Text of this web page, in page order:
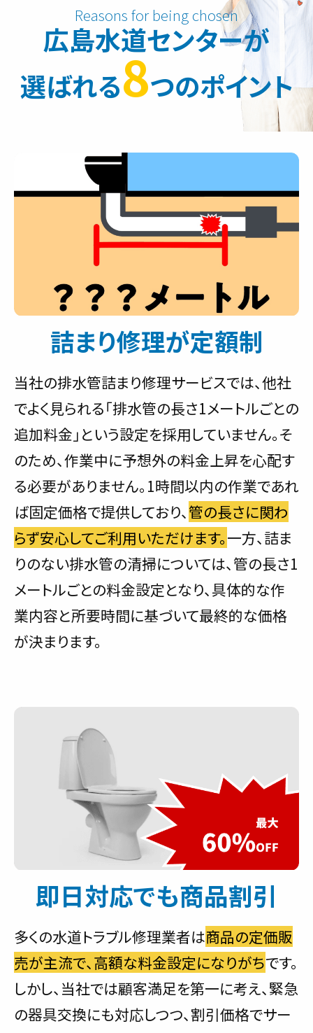
広島水道センターが
選ばれる8つのポイント
詰まり修理が定額制
当社の排水管詰まり修理サービスでは、他社
でよく見られる「排水管の長さ1メートルごとの
追加料金」という設定を採用していません。そ
のため、作業中に予想外の料金上昇を心配す
る必要がありません。1時間以内の作業であれ
ば固定価格で提供しており、 管の長さに関わ
らず安心してご利用いただけます。一方、詰ま
りのない排水管の清掃については、管の長さ1
メートルごとの料金設定となり、具体的な作
業内容と所要時間に基づいて最終的な価格
が決まります。
即日対応でも商品割引
多くの水道トラブル修理業者は商品の定価販
売が主流で、高額な料金設定になりがちです。
しかし、当社では顧客満足を第一に考え、緊急
の器具交換にも対応しつつ、割引価格でサー